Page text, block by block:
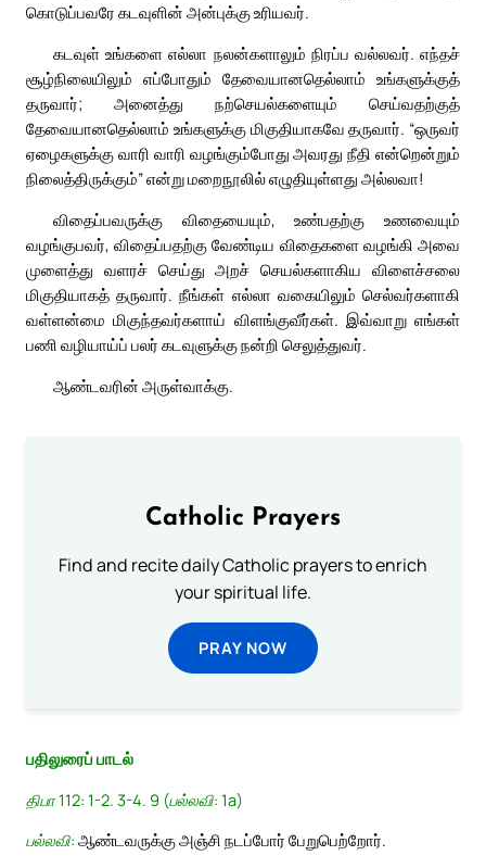
கொடுப்பவரே கடவுளின் அன்புக்கு உரியவர்.
கடவுள் உங்களை எல்லா நலன்களாலும் நிரப்ப வல்லவர். எந்தச்
சூழ்நிலையிலும் எப்போதும் தேவையானதெல்லாம் உங்களுக்குத்
தருவார்; அனைத்து நற்செயல்களையும் செய்வதற்குத்
தேவையானதெல்லாம் உங்களுக்கு மிகுதியாகவே தருவார். “ஒருவர்
ஏழைகளுக்கு வாரி வாரி வழங்கும்போது அவரது நீதி என்றென்றும்
நிலைத்திருக்கும்” என்று மறைநூலில் எழுதியுள்ளது அல்லவா!
விதைப்பவருக்கு விதையையும், உண்பதற்கு உணவையும்
வழங்குபவர், விதைப்பதற்கு வேண்டிய விதைகளை வழங்கி அவை
முளைத்து வளரச் செய்து அறச் செயல்களாகிய விளைச்சலை
மிகுதியாகத் தருவார். நீங்கள் எல்லா வகையிலும் செல்வர்களாகி
வள்ளன்மை மிகுந்தவர்களாய் விளங்குவீர்கள். இவ்வாறு எங்கள்
பணி வழியாய்ப் பலர் கடவுளுக்கு நன்றி செலுத்துவர்.
ஆண்டவரின் அருள்வாக்கு.
Catholic Prayers
Find and recite daily Catholic prayers to enrich
your spiritual life.
PRAY NOW
பதிலுரைப் பாடல்
திபா 112: 1-2. 3-4. 9 (பல்லவி: 1a)
பல்லவி: ஆண்டவருக்கு அஞ்சி நடப்போர் பேறுபெற்றோர்.